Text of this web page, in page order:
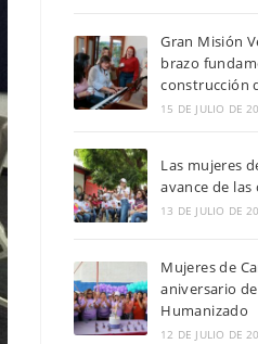
Gran Misión
brazo
construcción
15 DE JULIO DE
Las mujeres
avance de las
13 DE JULIO DE
Mujeres de
aniversario
Humanizado
12 DE JULIO DE